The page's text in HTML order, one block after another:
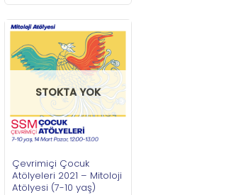
STOKTA YOK
Çevrimiçi Çocuk
Atölyeleri 2021 – Mitoloji
Atölyesi (7-10 yaş)